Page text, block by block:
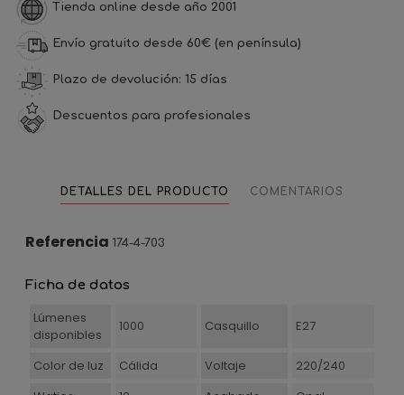
Tienda online desde año 2001
Envío gratuito desde 60€ (en península)
Plazo de devolución: 15 días
Descuentos para profesionales
DETALLES DEL PRODUCTO COMENTARIOS
Referencia 174-4-703
Ficha de datos
Lúmenes
disponibles
1000 Casquillo E27
Color de luz Cálida Voltaje
220/240